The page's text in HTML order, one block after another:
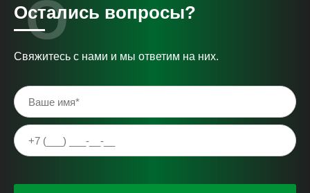
Остались вопросы?
Свяжитесь с нами и мы ответим на них.